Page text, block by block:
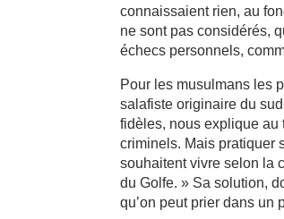
connaissaient rien, au
ne sont pas considérés,
échecs personnels,
Pour les musulmans les
salafiste originaire du
fidèles, nous explique au
criminels. Mais pratiquer
souhaitent vivre selon la
du Golfe. » Sa solution,
qu’on peut prier dans un